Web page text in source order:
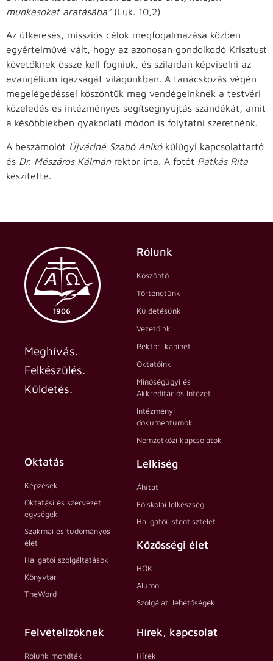
munkásokat aratásába”(Luk. 10,2)
Az útkeresés, missziós célok megfogalmazása közben
egyértelművé vált, hogy az azonosan gondolkodó Krisztust
követőknek össze kell fogniuk, és szilárdan képviselni az
evangélium igazságát világunkban. A tanácskozás végén
megelégedéssel köszöntük meg vendégeinknek a testvéri
közeledés és intézményes segítségnyújtás szándékát, amit
a későbbiekben gyakorlati módon is folytatni szeretnénk.
A beszámolót Újváriné Szabó Anikókülügyi kapcsolattartó
és Dr. Mészáros Kálmánrektor írta. A fotót Patkás Rita
készítette.
Meghívás.
Felkészülés.
Küldetés.
Rólunk
Köszöntő
Történetünk
Küldetésünk
Vezetőink
Rektori kabinet
Oktatóink
Minőségügyi és
Akkreditációs Intézet
Intézményi
dokumentumok
Nemzetközi kapcsolatok
Oktatás
Képzések
Oktatási és szervezeti
egységek
Szakmai és tudományos
élet
Hallgatói szolgáltatások
Könyvtár
TheWord
Lelkiség
Áhítat
Főiskolai lelkészség
Hallgatói istentisztelet
Közösségi élet
HÖK
Alumni
Szolgálati lehetőségek
Felvételizőknek
Rólunk mondták
Hírek, kapcsolat
Hírek